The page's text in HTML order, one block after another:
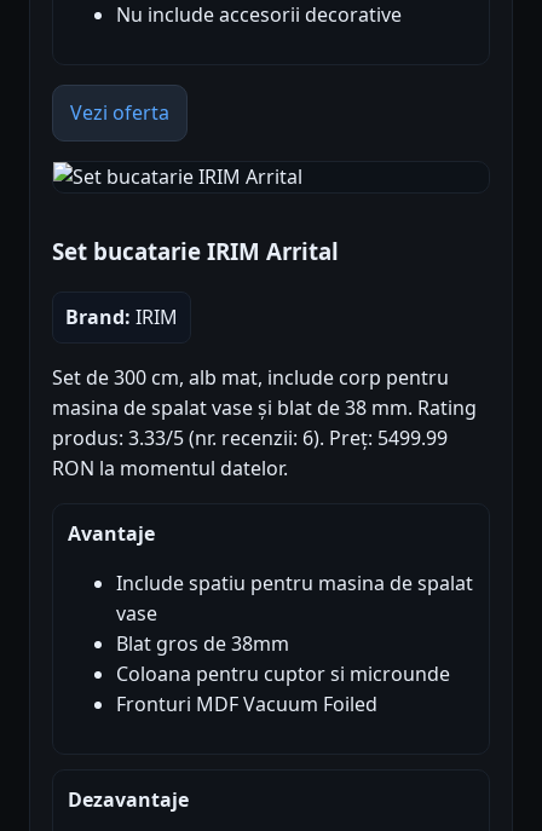
Nu include accesorii decorative
Vezi oferta
Set bucatarie IRIM Arrital
Brand: IRIM
Set de 300 cm, alb mat, include corp pentru
masina de spalat vase și blat de 38 mm. Rating
produs: 3.33/5 (nr. recenzii: 6). Preț: 5499.99
RON la momentul datelor.
Avantaje
Include spatiu pentru masina de spalat
vase
Blat gros de 38mm
Coloana pentru cuptor si microunde
Fronturi MDF Vacuum Foiled
Dezavantaje